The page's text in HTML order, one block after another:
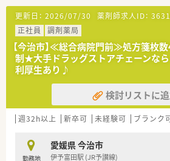
＜こんな方にもオススメ＞
■福利厚生などがしっかりしている企
■研修制度を利用してご自身のスキ
■キャリアパスに様々な選択肢があ
等々、気になる方はお気軽にお問い合
＜業務内容＞
■心療内科クリニックからの処方箋が
も取り扱います。
■処方箋枚数は1日平均40～50枚/日。
■調剤・投薬・監査・OTC販売など薬
す。
■外来処方の対応だけでなく在宅業
ご経験や配属後の状況に応じてご担
す。
■ご入職後は現場にてOJT研修を行いま
■環境の変化に応じ、ステージに合っ
更新日： 2026/07/30 薬剤師求人ID：
正社員
調剤薬局
【今治市】≪総合病院門前≫処方箋枚
制★大手ドラッグストアチェーンな
利厚生あり♪
検討リストに
週32h以上 新卒可 未経験可 ブランク
勤務地
愛媛県 今治市
伊予富田駅 (JR予讃線)